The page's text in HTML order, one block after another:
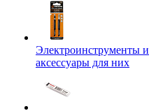
Электроинструменты и
аксессуары для них